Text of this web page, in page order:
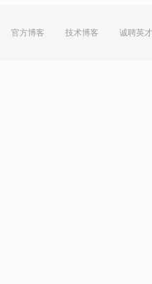
官方博客 技术博客 诚聘英才